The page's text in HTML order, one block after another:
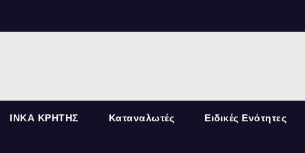
ΙΝΚΑ ΚΡΗΤΗΣ Καταναλωτές Ειδικές Ενότητες